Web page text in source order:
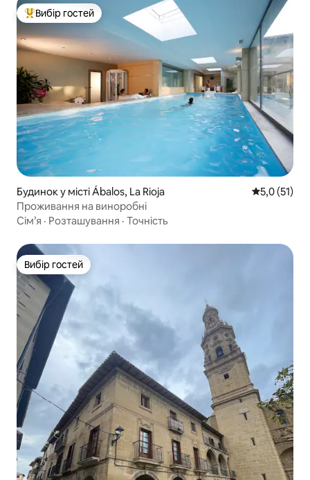
Топ вибір гостей
Вибір гостей
Будинок у місті Ábalos, La Rioja Середня
5,0 (51)
Проживання на виноробні
Сім’я · Розташування · Точність
Вибір гостей
Вибір гостей